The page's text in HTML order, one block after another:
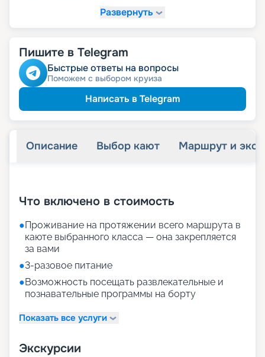
Развернуть
Пишите в Telegram
Быстрые ответы на вопросы
Поможем с выбором круиза
Написать в Telegram
Описание Выбор кают Маршрут и
Что включено в стоимость
●Проживание на протяжении всего маршрута в
каюте выбранного класса — она закрепляется
за вами
●3-разовое питание
●Возможность посещать развлекательные и
познавательные программы на борту
Показать все услуги
Экскурсии